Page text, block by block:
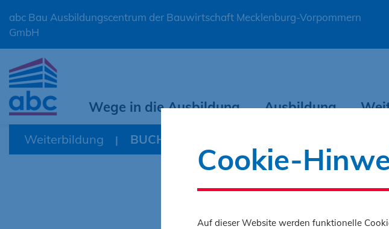
Cookie-
Auf dieser Website werden funktionelle
abc Bau Ausbildungscentrum der Bauwirtschaft Mecklenburg-Vorpommern
GmbH
Wege in die Ausbildung Ausbildung
Weiterbildung BUCHUNGSPORTAL (alle Kurse)